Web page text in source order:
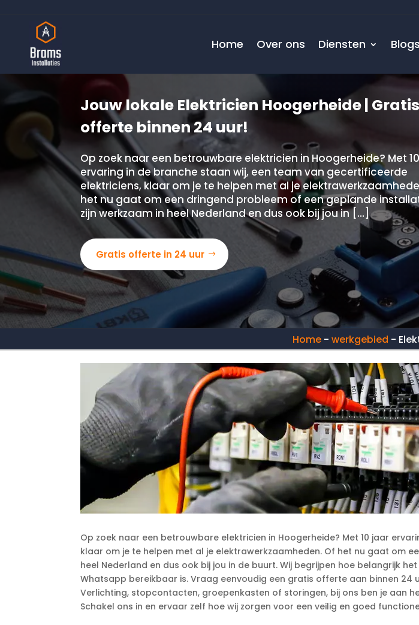
Home Over ons Diensten Blogs
Jouw lokale Elektricien Hoogerheide | Gratis
offerte binnen 24 uur!
Op zoek naar een betrouwbare elektricien in Hoogerheide? Met
ervaring in de branche staan wij, een team van gecertificeerde
elektriciens, klaar om je te helpen met al je
het nu gaat om een dringend probleem of een geplande
zijn werkzaam in heel Nederland en dus ook bij jou in […]
Gratis offerte in 24 uur
Home - werkgebied -
Op zoek naar een betrouwbare elektricien in Hoogerheide? Met 10 jaar
klaar om je te helpen met al je elektrawerkzaamheden. Of het nu gaat om
heel Nederland en dus ook bij jou in de buurt. Wij begrijpen hoe belangrijk
Whatsapp bereikbaar is. Vraag eenvoudig een gratis offerte aan binnen 24
Verlichting, stopcontacten, groepenkasten of storingen, bij ons ben je aan
Schakel ons in en ervaar zelf hoe wij zorgen voor een veilig en goed